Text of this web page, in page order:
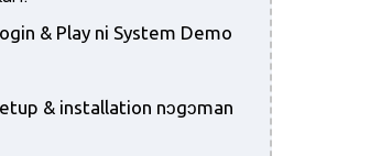
& Play ni System Demo
& installation nɔgɔman